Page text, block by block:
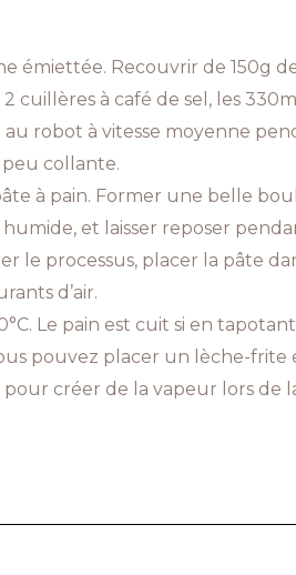
émiettée. Recouvrir de 150g
cuillères à café de sel, les
robot à vitesse moyenne
collante.
à pain. Former une belle
et laisser reposer
le processus, placer la pâte
d’air.
Le pain est cuit si en tapotant
pouvez placer un lèche-frite
créer de la vapeur lors de